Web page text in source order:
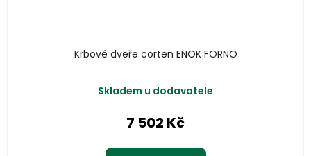
Krbové dveře corten ENOK FORNO
Skladem u dodavatele
7 502 Kč